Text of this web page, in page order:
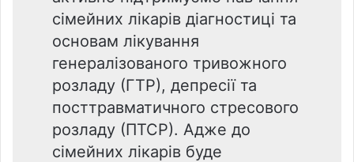
сімейних лікарів діагностиці та
основам лікування
генералізованого тривожного
розладу (ГТР), депресії та
посттравматичного стресового
розладу (ПТСР). Адже до
сімейних лікарів буде